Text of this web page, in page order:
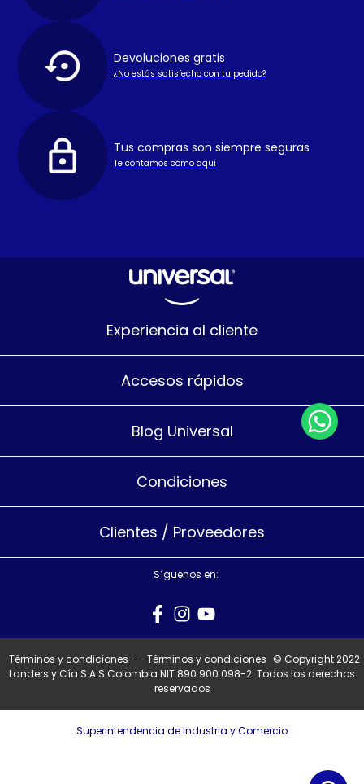
Devoluciones gratis
¿No estás satisfecho con tu pedido?
Tus compras son siempre seguras
Te contamos cómo aquí
Experiencia al cliente
Accesos rápidos
Blog Universal
Condiciones
Clientes / Proveedores
Síguenos en:
Términos y condiciones - Términos y condiciones © Copyright 2022
Landers y Cía S.A.S Colombia NIT 890.900.098-2. Todos los derechos
reservados
Superintendencia de Industria y Comercio